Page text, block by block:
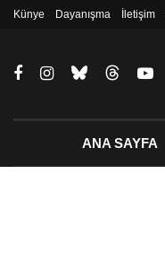
Künye Dayanışma İletişim
ANA SAYFA